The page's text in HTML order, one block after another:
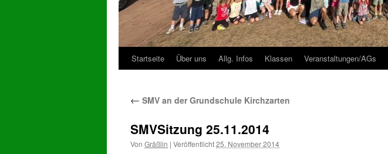
Zum
springen
Startseite Über uns Allg. Infos Klassen Veranstaltungen/AGs
← SMV an der Grundschule Kirchzarten
SMVSitzung 25.11.2014
Von Gräßlin | Veröffentlicht25. November 2014